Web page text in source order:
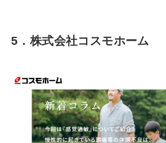
5．株式会社コスモホーム